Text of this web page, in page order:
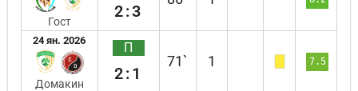
Гост
2:3
24 ян. 2026
Домакин
П
2:1
71` 1 7.5